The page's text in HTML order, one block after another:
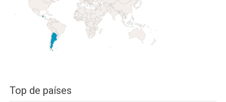
Top de países